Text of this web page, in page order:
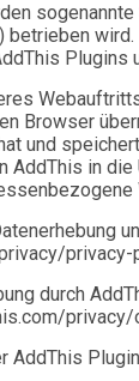
betrieben
Browser
und
AddThis in
privacy-
durch
AddThis